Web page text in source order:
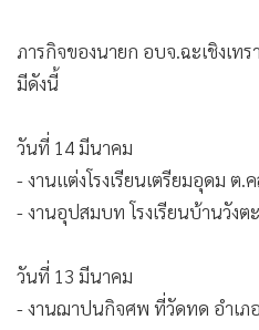
ภารกิจของนายก อบจ.ฉะเชิงเท
มีดังนี้
วันที่ 14 มีนาคม
- งานแต่งโรงเรียนเตรียมอุดม ต.
- งานอุปสมบท โรงเรียนบ้านวังต
วันที่ 13 มีนาคม
- งานฌาปนกิจศพ ที่วัดทด อำเภ